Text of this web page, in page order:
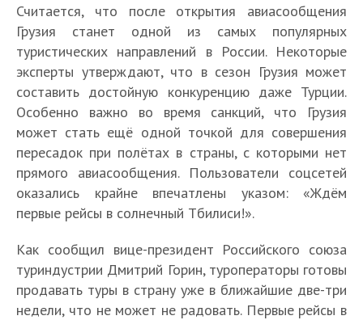
Считается, что после открытия авиасообщения
Грузия станет одной из самых популярных
туристических направлений в России. Некоторые
эксперты утверждают, что в сезон Грузия может
составить достойную конкуренцию даже Турции.
Особенно важно во время санкций, что Грузия
может стать ещё одной точкой для совершения
пересадок при полётах в страны, с которыми нет
прямого авиасообщения. Пользователи соцсетей
оказались крайне впечатлены указом: «Ждём
первые рейсы в солнечный Тбилиси!».
Как сообщил вице-президент Российского союза
туриндустрии Дмитрий Горин, туроператоры готовы
продавать туры в страну уже в ближайшие две-три
недели, что не может не радовать. Первые рейсы в